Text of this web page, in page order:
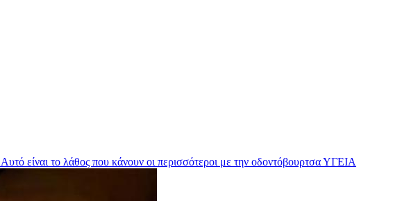
Αυτό είναι το λάθος που κάνουν οι περισσότεροι με την οδοντόβουρτσαΥΓΕΙΑ